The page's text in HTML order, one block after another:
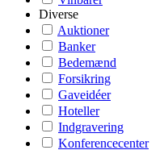
Diverse
Auktioner
Banker
Bedemænd
Forsikring
Gaveidéer
Hoteller
Indgravering
Konferencecenter